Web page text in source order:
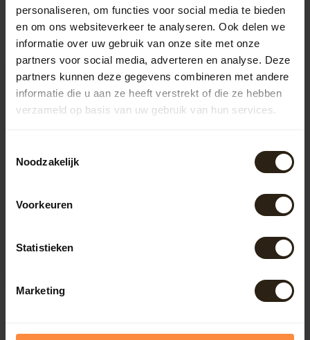
personaliseren, om functies voor social media te bieden
en om ons websiteverkeer te analyseren. Ook delen we
informatie over uw gebruik van onze site met onze
partners voor social media, adverteren en analyse. Deze
partners kunnen deze gegevens combineren met andere
informatie die u aan ze heeft verstrekt of die ze hebben
verzameld op basis van uw gebruik van hun services.
Noodzakelijk
Voorkeuren
Statistieken
Marketing
Recent bekeken
Water kuipen whisky "2
waterornament is gemaakt
444,50